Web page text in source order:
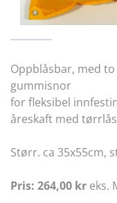
Oppblåsbar, med
gummisnor
for fleksibel
åreskaft med
Størr. ca 35x55cm,
Pris: 264,00 kr eks.